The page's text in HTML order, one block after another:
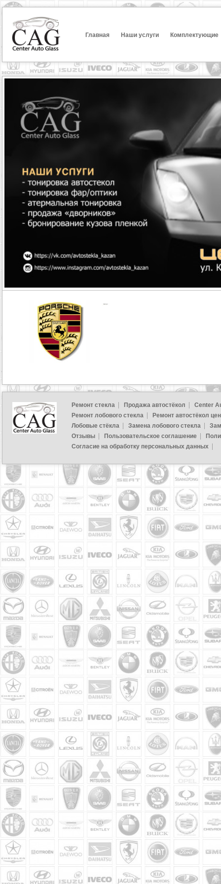
Главная Наши услуги Комплектующие
Ремонт стекла Продажа автостёкол
Center
Ремонт лобового стекла
Ремонт автостёкол
Лобовые стёкла
Замена лобового стекла
Отзывы
Пользовательское соглашение
Согласие на обработку персональных данных